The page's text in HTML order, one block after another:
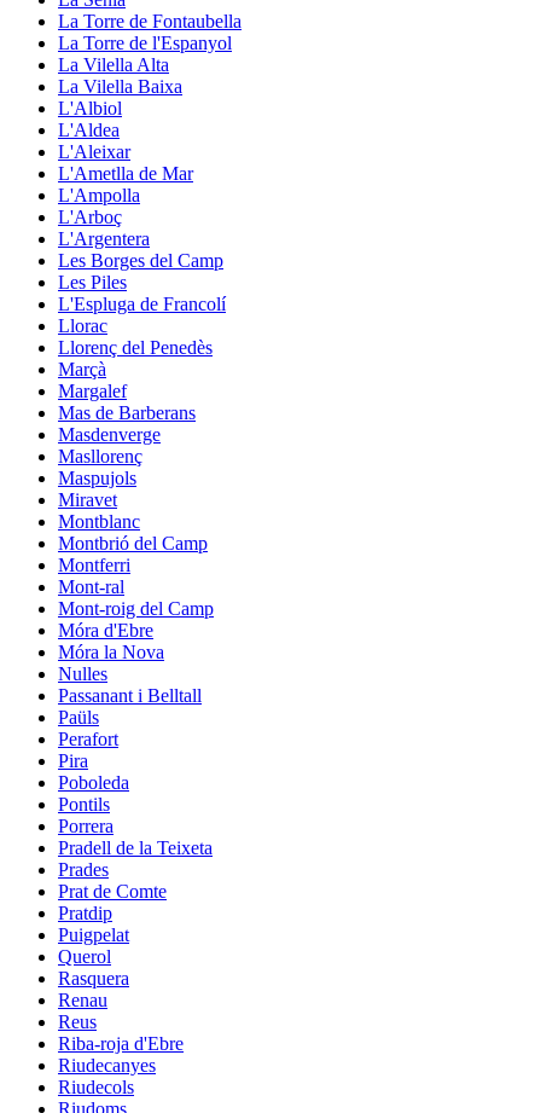
La Torre de Fontaubella
La Torre de l'Espanyol
La Vilella Alta
La Vilella Baixa
L'Albiol
L'Aldea
L'Aleixar
L'Ametlla de Mar
L'Ampolla
L'Arboç
L'Argentera
Les Borges del Camp
Les Piles
L'Espluga de Francolí
Llorac
Llorenç del Penedès
Marçà
Margalef
Mas de Barberans
Masdenverge
Masllorenç
Maspujols
Miravet
Montblanc
Montbrió del Camp
Montferri
Mont-ral
Mont-roig del Camp
Móra d'Ebre
Móra la Nova
Nulles
Passanant i Belltall
Paüls
Perafort
Pira
Poboleda
Pontils
Porrera
Pradell de la Teixeta
Prades
Prat de Comte
Pratdip
Puigpelat
Querol
Rasquera
Renau
Reus
Riba-roja d'Ebre
Riudecanyes
Riudecols
Riudoms